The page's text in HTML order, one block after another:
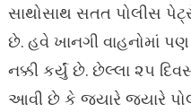
સાથોસાથ સતત પોલીસ
છે. હવે ખાનગી વાહનોમાં
નક્કી કર્યું છે. છેલ્લા ૨૫
આવી છે કે જ્યારે જ્યારે